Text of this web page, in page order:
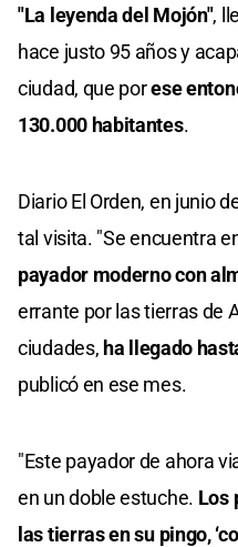
"La leyenda del Mojón",
hace justo 95 años y
ciudad, que porese
130.000 habitantes.
Diario El Orden, en junio
tal visita. "Se encuentra
payador moderno con
errante por las tierras de
ciudades, ha llegado
publicó en ese mes.
"Este payador de ahora
en un doble estuche. Los
las tierras en su pingo,